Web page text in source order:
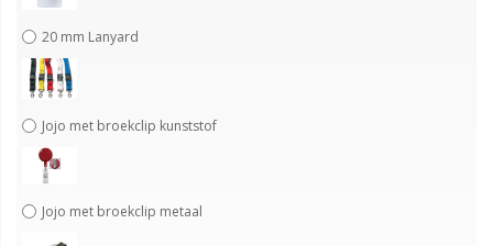
20 mm Lanyard
Jojo met broekclip kunststof
Jojo met broekclip metaal